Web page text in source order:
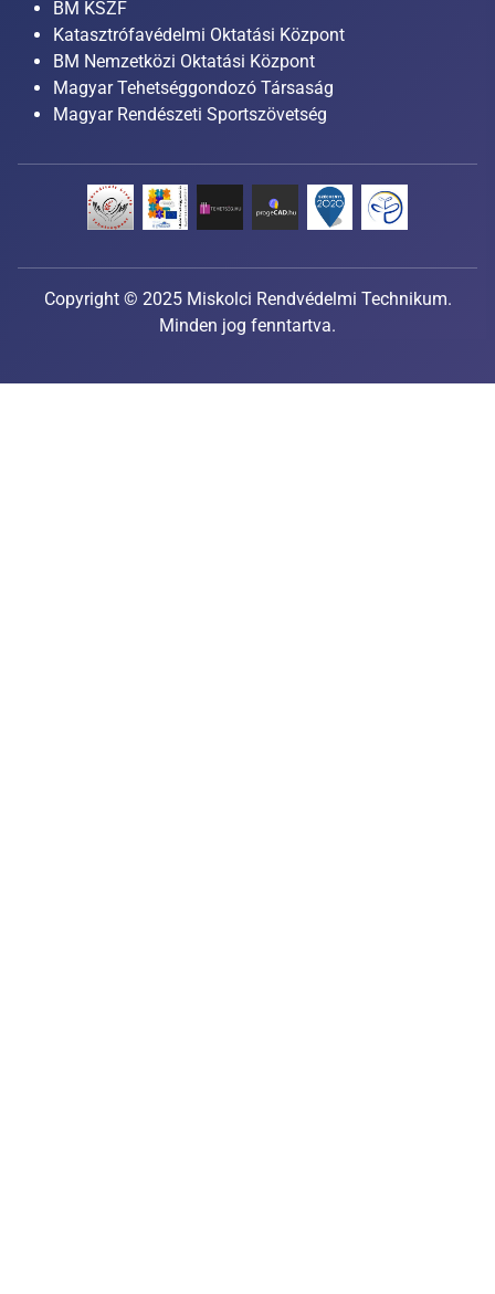
BM KSZF
Katasztrófavédelmi Oktatási Központ
BM Nemzetközi Oktatási Központ
Magyar Tehetséggondozó Társaság
Magyar Rendészeti Sportszövetség
Copyright © 2025 Miskolci Rendvédelmi Technikum.
Minden jog fenntartva.